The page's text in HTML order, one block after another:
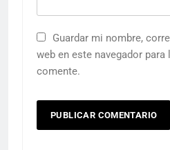
Guardar mi nombre,
web en este navegador para
comente.